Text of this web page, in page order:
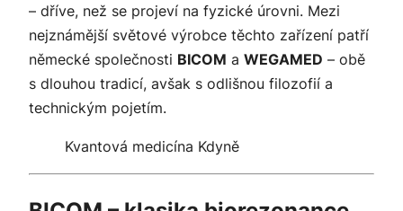
– dříve, než se projeví na fyzické úrovni. Mezi
nejznámější světové výrobce těchto zařízení patří
německé společnosti BICOM a WEGAMED – obě
s dlouhou tradicí, avšak s odlišnou filozofií a
technickým pojetím.
Kvantová medicína Kdyně